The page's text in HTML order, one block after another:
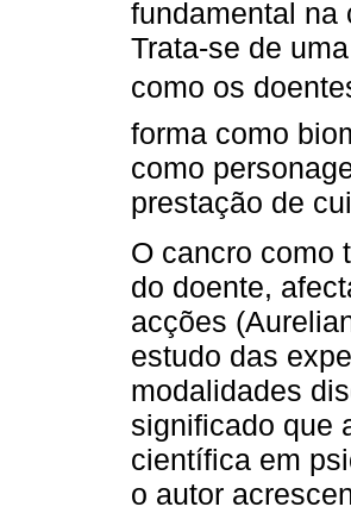
fundamental na
Trata-se de
como os
forma como
como
prestação de
O cancro como
do doente,
acções
estudo das
modalidades
significado que
científica em
o autor